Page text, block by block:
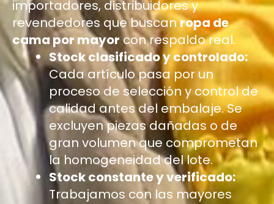
importadores, distribuidores y
revendedores que buscanropa de
cama por mayorcon respaldo real.
Stock clasificado y controlado:
Cada artículo pasa por un
proceso de selección y control de
calidad antes del embalaje. Se
excluyen piezas dañadas o de
gran volumen que comprometan
la homogeneidad del lote.
Stock constante y verificado:
Trabajamos con las mayores